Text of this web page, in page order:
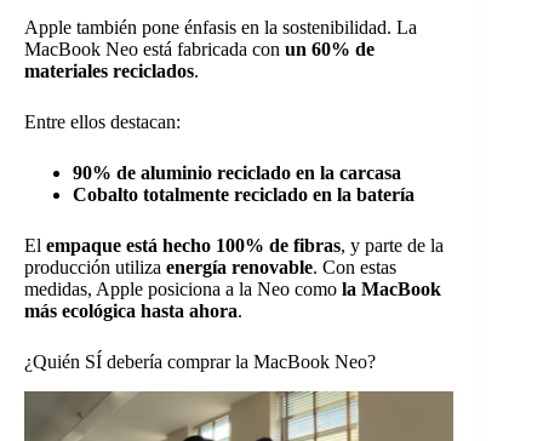
Apple también pone énfasis en la sostenibilidad. La
MacBook Neo está fabricada con un 60% de
materiales reciclados.
Entre ellos destacan:
90% de aluminio reciclado en la carcasa
Cobalto totalmente reciclado en la batería
El empaque está hecho 100% de fibras, y parte de la
producción utiliza energía renovable. Con estas
medidas, Apple posiciona a la Neo como la MacBook
más ecológica hasta ahora.
¿Quién SÍ debería comprar la MacBook Neo?